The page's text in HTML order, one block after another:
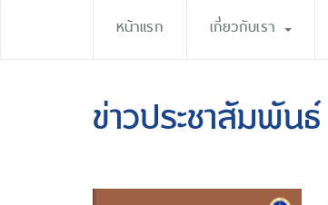
หน้าแรก เกี่ยวกับเรา
ข่าวประชาสัมพันธ์